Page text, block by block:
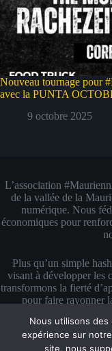
Nouveau tournage pour
avec la PUNTA
9 octobre 2025
L’association
de la vallée de la
numérique. Nous
économiques pour
Plus qu’un simple
visant à développer les
transformons la fierté
pour faire rayonner
Copyright © 2026
amour
Nous utilisons des
expérience sur
site, nous